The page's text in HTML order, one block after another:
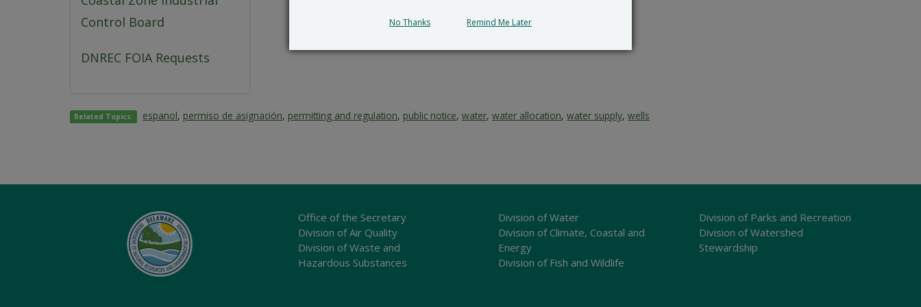
Control Board
DNREC FOIA Requests
Related Topics: espanol, permiso de asignación, permitting and regulation, public notice,water,water allocation,water supply,wells
Office of the Secretary
Division of Air Quality
Division of Waste and
Hazardous Substances
Division of Water
Division of Climate, Coastal and
Energy
Division of Fish and Wildlife
Division of Parks and Recreation
Division of Watershed
Stewardship
No Thanks Remind Me Later